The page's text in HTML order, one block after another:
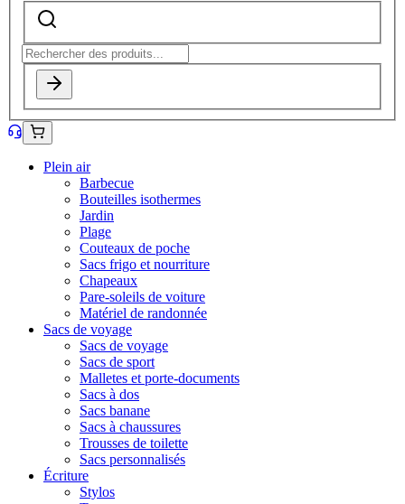
Plein air
Barbecue
Bouteilles isothermes
Jardin
Plage
Couteaux de poche
Sacs frigo et nourriture
Chapeaux
Pare-soleils de voiture
Matériel de randonnée
Sacs de voyage
Sacs de voyage
Sacs de sport
Malletes et porte-documents
Sacs à dos
Sacs banane
Sacs à chaussures
Trousses de toilette
Sacs personnalisés
Écriture
Stylos